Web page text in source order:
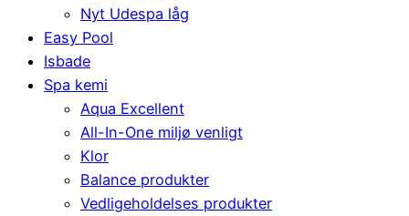
Nyt Udespa låg
Easy Pool
Isbade
Spa kemi
Aqua Excellent
All-In-One miljø venligt
Klor
Balance produkter
Vedligeholdelses produkter